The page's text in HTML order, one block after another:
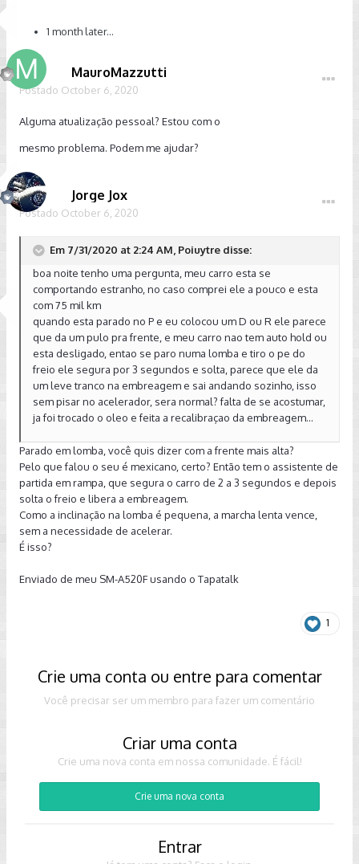
1 month later...
MauroMazzutti
Postado October 6, 2020
Alguma atualização pessoal? Estou com o
mesmo problema. Podem me ajudar?
Jorge Jox
Postado October 6, 2020
Em 7/31/2020 at 2:24 AM, Poiuytre disse:
boa noite tenho uma pergunta, meu carro esta se
comportando estranho, no caso comprei ele a pouco e esta
com 75 mil km
quando esta parado no P e eu colocou um D ou R ele parece
que da um pulo pra frente, e meu carro nao tem auto hold ou
esta desligado, entao se paro numa lomba e tiro o pe do
freio ele segura por 3 segundos e solta, parece que ele da
um leve tranco na embreagem e sai andando sozinho, isso
sem pisar no acelerador, sera normal? falta de se acostumar,
ja foi trocado o oleo e feita a recalibraçao da embreagem...
Parado em lomba, você quis dizer com a frente mais alta?
Pelo que falou o seu é mexicano, certo? Então tem o assistente de
partida em rampa, que segura o carro de 2 a 3 segundos e depois
solta o freio e libera a embreagem.
Como a inclinação na lomba é pequena, a marcha lenta vence,
sem a necessidade de acelerar.
É isso?
Enviado de meu SM-A520F usando o Tapatalk
1
Crie uma conta ou entre para comentar
Você precisar ser um membro para fazer um comentário
Criar uma conta
Crie uma nova conta em nossa comunidade. É fácil!
Crie uma nova conta
Entrar